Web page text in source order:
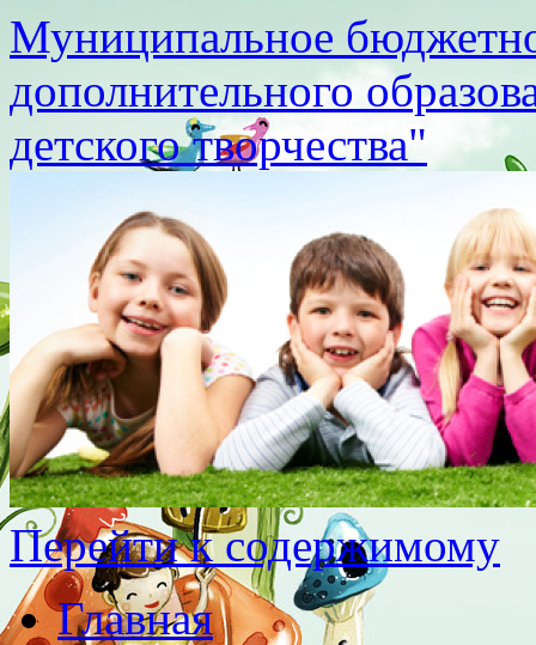
Муниципальное
дополнительного
детского творчества"
Перейти к содержимому
Главная